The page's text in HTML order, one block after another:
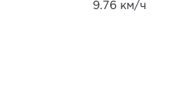
9.76 км/ч